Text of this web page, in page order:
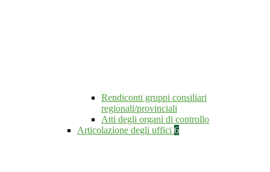
Rendiconti gruppi consiliari
regionali/provinciali
Atti degli organi di controllo
Articolazione degli uffici 6